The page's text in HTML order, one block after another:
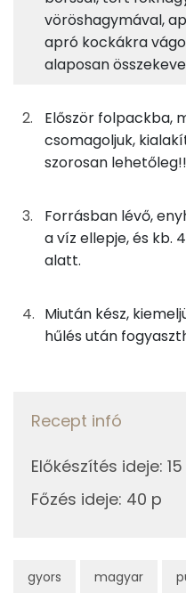
gyors magyar
200g pulykamell
17gvöröshagyma
kápia paprika
0gbors
0g
18%
Fehérje
2%
Nátrium
Magnézium
Szelén
TOP vitaminok
Fehérje
vöröshagymával,
apró kockákra
alaposan
Először folpackba,
csomagoljuk,
szorosan lehetőleg!!
Forrásban lévő,
a víz ellepje, és kb.
alatt.
Miután kész,
hűlés után
Recept infó
Előkészítés ideje:
Főzés ideje: 40 p